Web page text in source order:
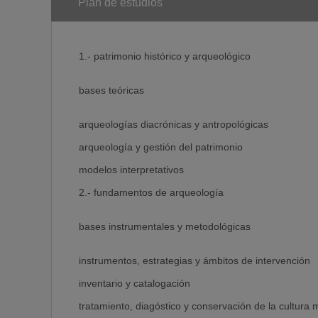
instrumentos de recopilación y tratamiento de la
con el fin de actualizar los conocimientos en los
Orientación
De investigación y profesional
orientación optativa de capacitación profesional en
Plan de estudios
1.- patrimonio histórico y arqueológico
bases teóricas
arqueologías diacrónicas y antropológicas
arqueología y gestión del patrimonio
modelos interpretativos
2.- fundamentos de arqueología
bases instrumentales y metodológicas
instrumentos, estrategias y ámbitos de intervención
inventario y catalogación
tratamiento, diagóstico y conservación de la cultura